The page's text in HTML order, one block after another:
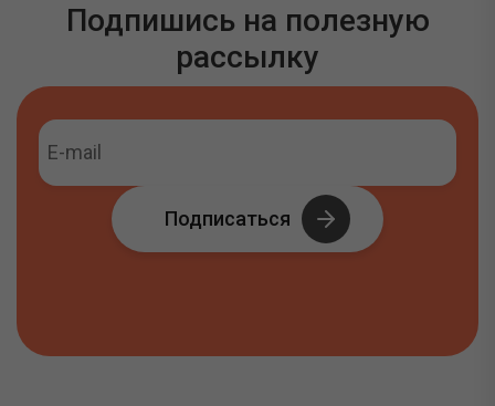
Подпишись на полезную
рассылку
Подписаться